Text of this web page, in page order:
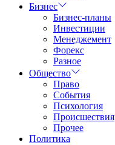
Бизнес
Бизнес-планы
Инвестиции
Менеджемент
Форекс
Разное
Общество
Право
События
Психология
Происшествия
Прочее
Политика